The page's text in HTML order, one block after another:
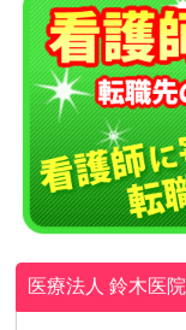
医療法人鈴木医院